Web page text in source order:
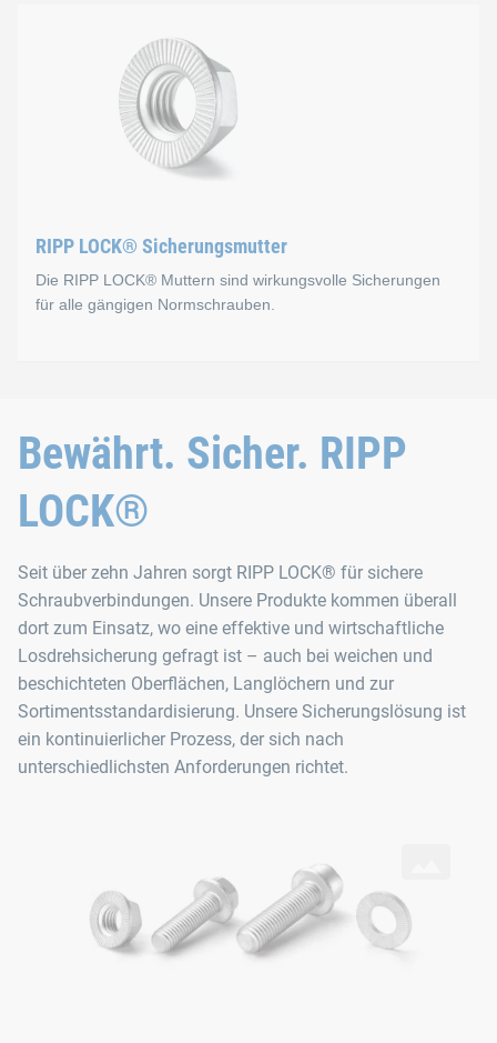
Bei der RIPP LOCK® Sicherungsschraube sind die
Die Schraube ist als Innensechskant- und
RIPP LOCK® Sicherungsmutter
Die RIPP LOCK® Muttern sind wirkungsvolle Sicherungen
für alle gängigen Normschrauben.
Die Radialrippen sind in die gesamte Auflagefläche der
Unser Produkt ist als Sechskant-Sicherungsmutter der
RIPP LOCK® Sicherungsmuttern in unserem eShop
Bewährt. Sicher. RIPP
LOCK®
Seit über zehn Jahren sorgt RIPP LOCK® für sichere
Schraubverbindungen. Unsere Produkte kommen überall
dort zum Einsatz, wo eine effektive und wirtschaftliche
Losdrehsicherung gefragt ist – auch bei weichen und
beschichteten Oberflächen, Langlöchern und zur
Sortimentsstandardisierung. Unsere Sicherungslösung ist
ein kontinuierlicher Prozess, der sich nach
unterschiedlichsten Anforderungen richtet.